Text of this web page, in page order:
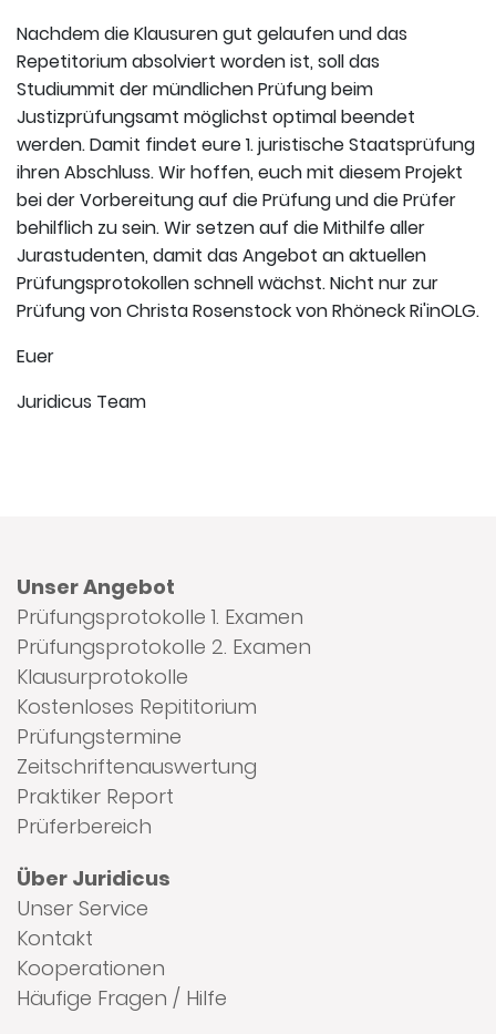
Nachdem die Klausuren gut gelaufen und das
Repetitorium absolviert worden ist, soll das
Studiummit der mündlichen Prüfung beim
Justizprüfungsamt möglichst optimal beendet
werden. Damit findet eure 1. juristische Staatsprüfung
ihren Abschluss. Wir hoffen, euch mit diesem Projekt
bei der Vorbereitung auf die Prüfung und die Prüfer
behilflich zu sein. Wir setzen auf die Mithilfe aller
Jurastudenten, damit das Angebot an aktuellen
Prüfungsprotokollen schnell wächst. Nicht nur zur
Prüfung von Christa Rosenstock von Rhöneck Ri'inOLG.
Euer
Juridicus Team
Unser Angebot
Prüfungsprotokolle 1. Examen
Prüfungsprotokolle 2. Examen
Klausurprotokolle
Kostenloses Repititorium
Prüfungstermine
Zeitschriftenauswertung
Praktiker Report
Prüferbereich
Über Juridicus
Unser Service
Kontakt
Kooperationen
Häufige Fragen / Hilfe